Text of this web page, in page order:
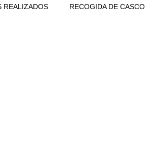
REALIZADOS RECOGIDA DE CASCO